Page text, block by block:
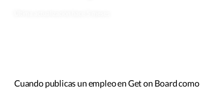
Cuando publicas un empleo en Get on Board como